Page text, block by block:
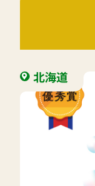
北海道